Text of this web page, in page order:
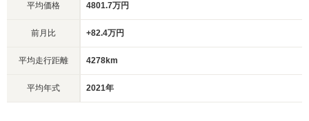
平均価格 4801.7万円
前月比 +82.4万円
平均走行距離 4278km
平均年式 2021年